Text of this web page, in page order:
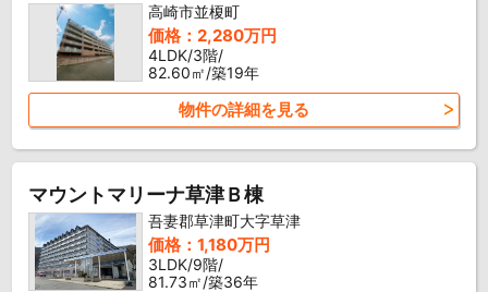
高崎市並榎町
価格：2,280万円
4LDK/3階/
82.60㎡/築19年
物件の詳細を見る
マウントマリーナ草津Ｂ棟
吾妻郡草津町大字草津
価格：1,180万円
3LDK/9階/
81.73㎡/築36年